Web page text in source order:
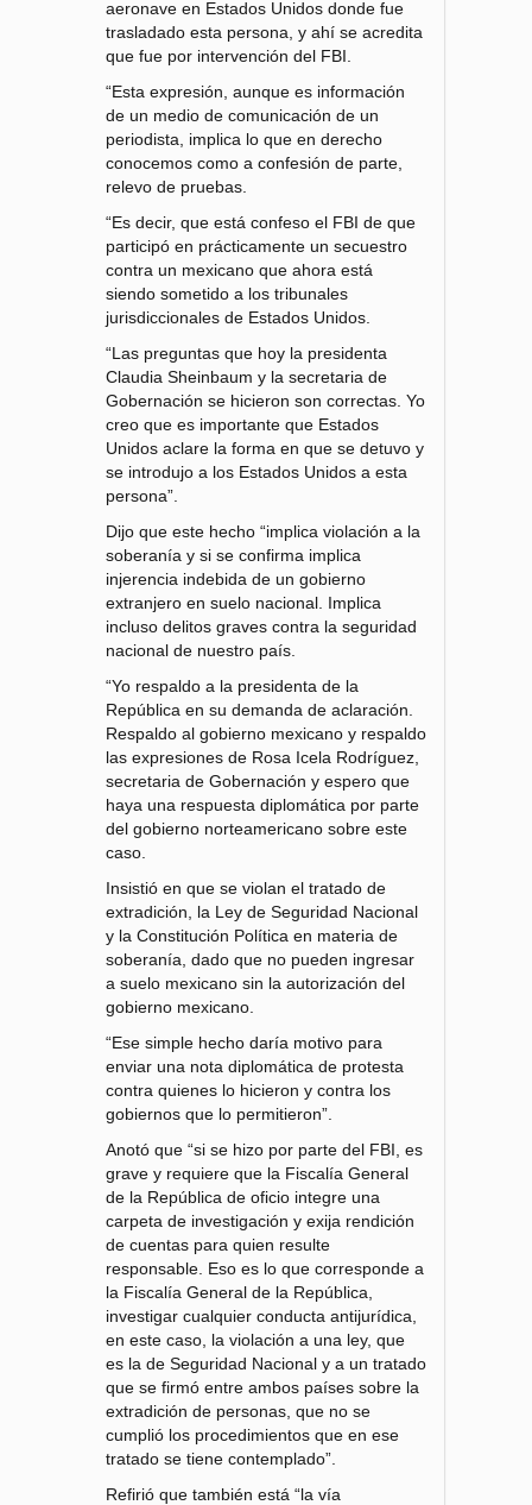
aeronave en Estados Unidos donde fue
trasladado esta persona, y ahí se acredita
que fue por intervención del FBI.
“Esta expresión, aunque es información
de un medio de comunicación de un
periodista, implica lo que en derecho
conocemos como a confesión de parte,
relevo de pruebas.
“Es decir, que está confeso el FBI de que
participó en prácticamente un secuestro
contra un mexicano que ahora está
siendo sometido a los tribunales
jurisdiccionales de Estados Unidos.
“Las preguntas que hoy la presidenta
Claudia Sheinbaum y la secretaria de
Gobernación se hicieron son correctas. Yo
creo que es importante que Estados
Unidos aclare la forma en que se detuvo y
se introdujo a los Estados Unidos a esta
persona”.
Dijo que este hecho “implica violación a la
soberanía y si se confirma implica
injerencia indebida de un gobierno
extranjero en suelo nacional. Implica
incluso delitos graves contra la seguridad
nacional de nuestro país.
“Yo respaldo a la presidenta de la
República en su demanda de aclaración.
Respaldo al gobierno mexicano y respaldo
las expresiones de Rosa Icela Rodríguez,
secretaria de Gobernación y espero que
haya una respuesta diplomática por parte
del gobierno norteamericano sobre este
caso.
Insistió en que se violan el tratado de
extradición, la Ley de Seguridad Nacional
y la Constitución Política en materia de
soberanía, dado que no pueden ingresar
a suelo mexicano sin la autorización del
gobierno mexicano.
“Ese simple hecho daría motivo para
enviar una nota diplomática de protesta
contra quienes lo hicieron y contra los
gobiernos que lo permitieron”.
Anotó que “si se hizo por parte del FBI, es
grave y requiere que la Fiscalía General
de la República de oficio integre una
carpeta de investigación y exija rendición
de cuentas para quien resulte
responsable. Eso es lo que corresponde a
la Fiscalía General de la República,
investigar cualquier conducta antijurídica,
en este caso, la violación a una ley, que
es la de Seguridad Nacional y a un tratado
que se firmó entre ambos países sobre la
extradición de personas, que no se
cumplió los procedimientos que en ese
tratado se tiene contemplado”.
Refirió que también está “la vía